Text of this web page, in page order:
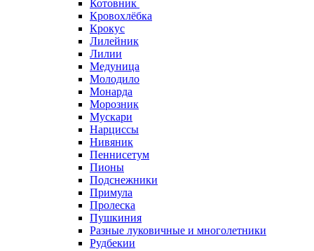
Котовник
Кровохлёбка
Крокус
Лилейник
Лилии
Медуница
Молодило
Монарда
Морозник
Мускари
Нарциссы
Нивяник
Пеннисетум
Пионы
Подснежники
Примула
Пролеска
Пушкиния
Разные луковичные и многолетники
Рудбекии